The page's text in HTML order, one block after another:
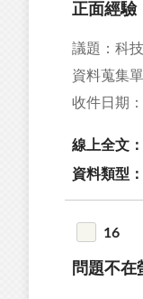
正面經驗
議題：科
資料蒐集
收件日期
線上全文：
資料類型：
16
問題不在